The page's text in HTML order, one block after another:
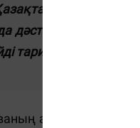
қалыңдық
дәстүрлі сыңсу
тарихшы.
айтуынша,